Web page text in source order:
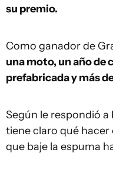
su premio.
Como ganador de
una moto, un año de
prefabricada y más
Según le respondió
tiene claro qué hacer
que baje la espuma